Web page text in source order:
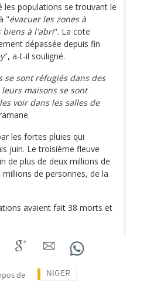
populations se trouvant le
"évacuer les zones à
biens à l'abri". La cote
dépassée depuis fin
", a-t-il souligné.
se sont réfugiés dans des
maisons se sont
voir dans les salles de
les fortes pluies qui
juin. Le troisième fleuve
de plus de deux millions de
de personnes, de la
avaient fait 38 morts et
de NIGER